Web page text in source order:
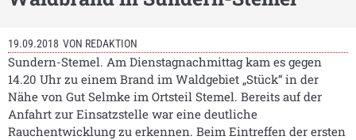
19.09.2018 VON REDAKTION
Sundern-Stemel. Am Dienstagnachmittag kam es gegen
14.20 Uhr zu einem Brand im Waldgebiet „Stück“ in der
Nähe von Gut Selmke im Ortsteil Stemel. Bereits auf der
Anfahrt zur Einsatzstelle war eine deutliche
Rauchentwicklung zu erkennen. Beim Eintreffen der ersten